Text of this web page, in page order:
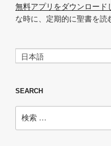
無料アプリをダウンロード
な時に、定期的に聖書を読
日本語
SEARCH
索: